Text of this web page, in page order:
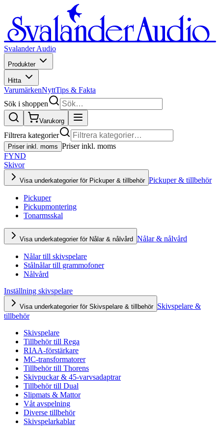
Svalander Audio
Produkter
Hitta
VarumärkenNyttTips & Fakta
Sök i shoppen
Varukorg
Filtrera kategorier
Priser inkl. moms Priser inkl. moms
FYND
Skivor
Visa underkategorier för Pickuper & tillbehör Pickuper & tillbehör
Pickuper
Pickupmontering
Tonarmsskal
Visa underkategorier för Nålar & nålvård Nålar & nålvård
Nålar till skivspelare
Stålnålar till grammofoner
Nålvård
Inställning skivspelare
Visa underkategorier för Skivspelare & tillbehör Skivspelare &
tillbehör
Skivspelare
Tillbehör till Rega
RIAA-förstärkare
MC-transformatorer
Tillbehör till Thorens
Skivpuckar & 45-varvsadaptrar
Tillbehör till Dual
Slipmats & Mattor
Våt avspelning
Diverse tillbehör
Skivspelarkablar